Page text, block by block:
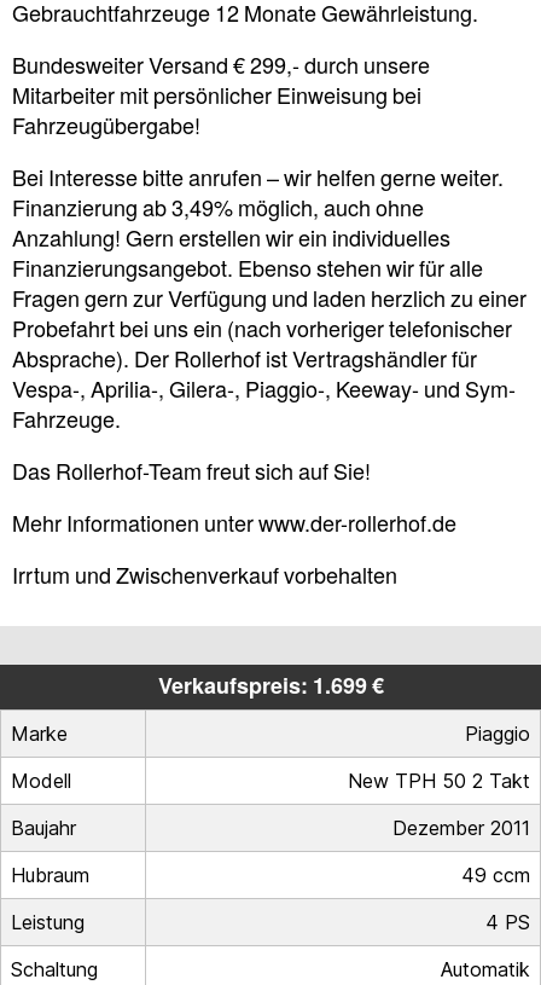
Gebrauchtfahrzeuge 12 Monate Gewährleistung.
Bundesweiter Versand € 299,- durch unsere
Mitarbeiter mit persönlicher Einweisung bei
Fahrzeugübergabe!
Bei Interesse bitte anrufen – wir helfen gerne weiter.
Finanzierung ab 3,49% möglich, auch ohne
Anzahlung! Gern erstellen wir ein individuelles
Finanzierungsangebot. Ebenso stehen wir für alle
Fragen gern zur Verfügung und laden herzlich zu einer
Probefahrt bei uns ein (nach vorheriger telefonischer
Absprache). Der Rollerhof ist Vertragshändler für
Vespa-, Aprilia-, Gilera-, Piaggio-, Keeway- und Sym-
Fahrzeuge.
Das Rollerhof-Team freut sich auf Sie!
Mehr Informationen unter www.der-rollerhof.de
Irrtum und Zwischenverkauf vorbehalten
Verkaufspreis: 1.699 €
Marke
Piaggio
Modell
New TPH 50 2 Takt
Baujahr
Dezember 2011
Hubraum
49 ccm
Leistung
4 PS
Schaltung
Automatik